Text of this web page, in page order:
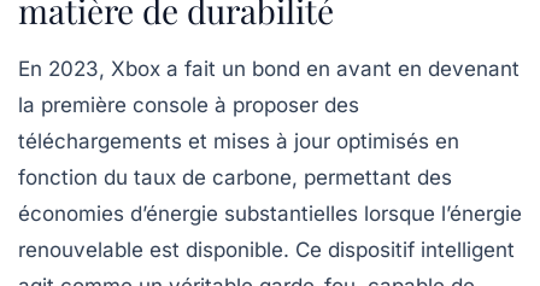
matière de durabilité
En 2023, Xbox a fait un bond en avant en devenant
la première console à proposer des
téléchargements et mises à jour optimisés en
fonction du taux de carbone, permettant des
économies d’énergie substantielles lorsque l’énergie
renouvelable est disponible. Ce dispositif intelligent